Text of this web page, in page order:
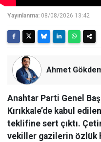
Yayınlanma: 08/08/2026 13:42
Ahmet
Anahtar Parti Genel
Kırıkkale’de kabul
teklifine sert çıktı.
vekiller gazilerin özlük